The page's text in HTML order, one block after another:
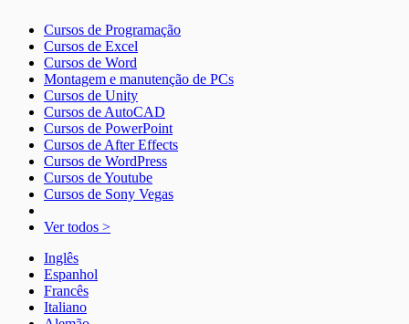
Cursos de Programação
Cursos de Excel
Cursos de Word
Montagem e manutenção de PCs
Cursos de Unity
Cursos de AutoCAD
Cursos de PowerPoint
Cursos de After Effects
Cursos de WordPress
Cursos de Youtube
Cursos de Sony Vegas
Ver todos >
Inglês
Espanhol
Francês
Italiano